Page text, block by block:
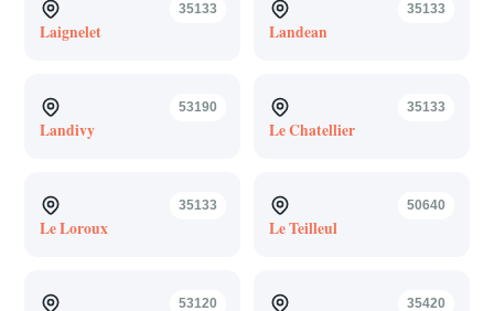
35133
Laignelet
35133
Landean
53190
Landivy
35133
Le Chatellier
35133
Le Loroux
50640
Le Teilleul
53120 35420